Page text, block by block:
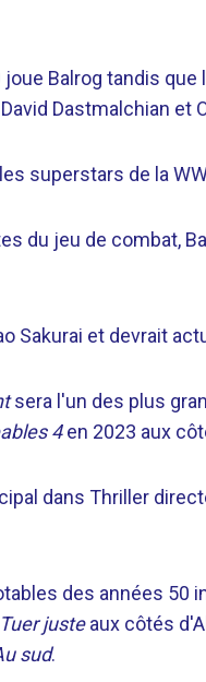
joue Balrog tandis
Dastmalchian et
superstars de la
du jeu de combat,
Sakurai et devrait
sera l'un des plus
4en 2023 aux
dans Thriller
des années
Tuer justeaux côtés
sud.